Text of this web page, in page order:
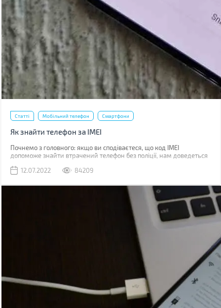
Статті Мобільний телефон Смартфони
Як знайти телефон за IMEI
Почнемо з головного: якщо ви сподіваєтеся, що код IMEI
допоможе знайти втрачений телефон без поліції, нам доведеться
допоможе абсолютно. Якщо його вкрали, IMEI слід повідомити
12.07.2022 84209